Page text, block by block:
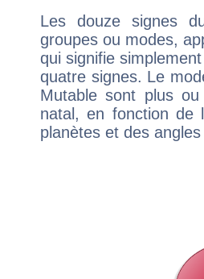
Les douze signes
groupes ou modes,
qui signifie
quatre signes. Le
Mutable sont plus
natal, en fonction de
planètes et des